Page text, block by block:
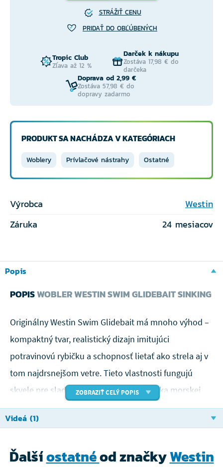
STRÁŽIŤ CENU
PRIDAŤ DO OBĽÚBENÝCH
Tropic Club
Zľava až 12 %
Darček k nákupu
Zostáva 17,98 € do
darčeka
Doprava od 2,99 €
Zostáva 57,98 € do
dopravy zadarmo
PRODUKT SA NACHÁDZA V KATEGÓRIACH
Woblery Prívlačové nástrahy Ostatné
Výrobca
Westin
Záruka
24 mesiacov
Popis
POPISWOBLER WESTIN SWIM GLIDEBAIT SINKING
Originálny Westin Swim Glidebait má mnoho výhod –
kompaktný tvar, realistický dizajn imitujúci
potravinovú rybičku a schopnosť lietať ako strela aj v
tom najdrsnejšom vetre. Tieto vlastnosti fungujú
skvele pre sladkovodný rybolov, ale vďaka morskej
edícii je nástraha perfektným kandidátom aj pre lov
trofejných morských druhov, ako sú redfishe,
Nové farby špecifické pre slanú vodu, extra silné
ZOBRAZIŤ CELÝ POPIS
Videá (1)
Ďalšíostatnéod značkyWestin